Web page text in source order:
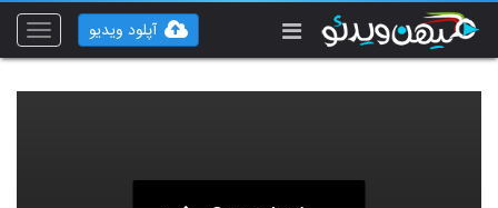
Toggle
آپلود ویدیو